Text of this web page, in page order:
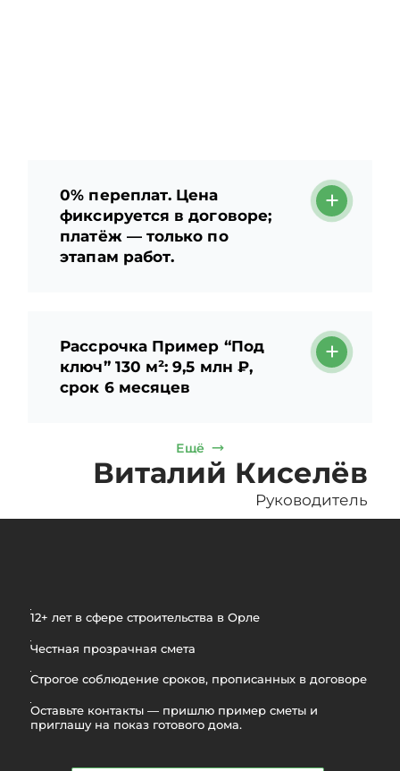
0% переплат. Цена
фиксируется в договоре;
платёж — только по
этапам работ.
Рассрочка Пример “Под
ключ” 130 м²: 9,5 млн ₽,
срок 6 месяцев
Ещё
12+ лет в сфере строительства в Орле
Честная прозрачная смета
Строгое соблюдение сроков, прописанных в договоре
Оставьте контакты — пришлю пример сметы и
приглашу на показ готового дома.
Виталий Киселёв
Руководитель